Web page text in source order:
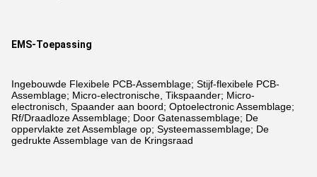
EMS-Toepassing
Ingebouwde Flexibele PCB-Assemblage; Stijf-flexibele PCB-
Assemblage; Micro-electronische, Tikspaander; Micro-
electronisch, Spaander aan boord; Optoelectronic Assemblage;
Rf/Draadloze Assemblage; Door Gatenassemblage; De
oppervlakte zet Assemblage op; Systeemassemblage; De
gedrukte Assemblage van de Kringsraad